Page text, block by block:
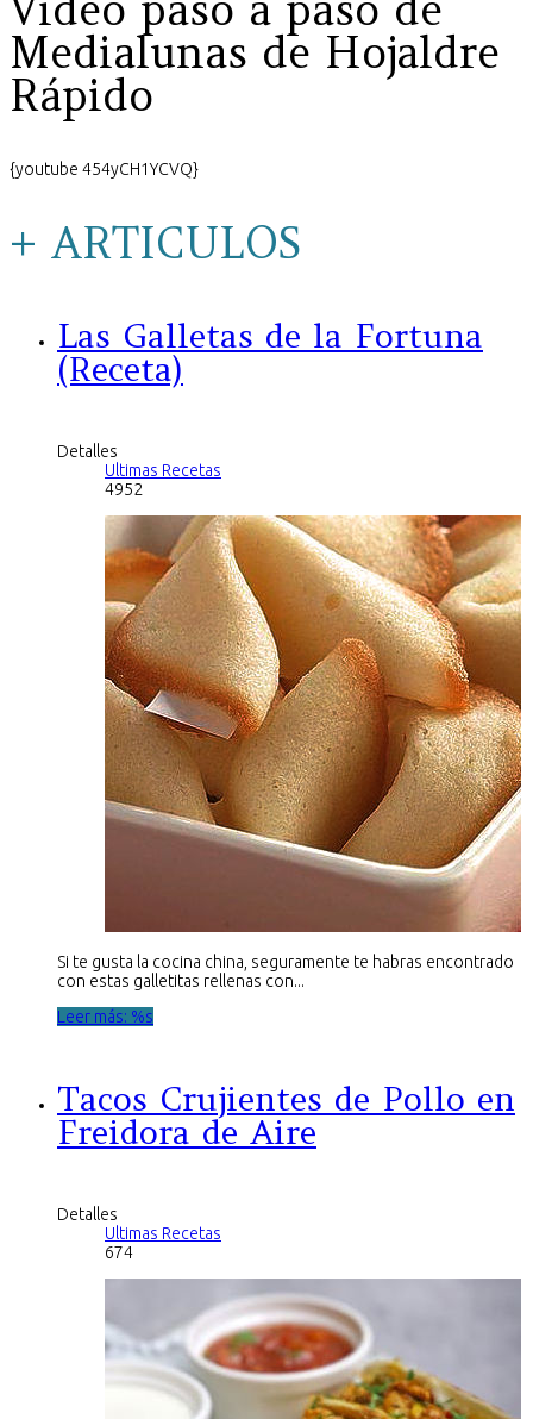
Medialunas de Hojaldre
Rápido
{youtube 454yCH1YCVQ}
+ ARTICULOS
Las Galletas de la Fortuna
(Receta)
Detalles
Ultimas Recetas
4952
Si te gusta la cocina china, seguramente te habras encontrado
con estas galletitas rellenas con...
Leer más: %s
Tacos Crujientes de Pollo en
Freidora de Aire
Detalles
Ultimas Recetas
674